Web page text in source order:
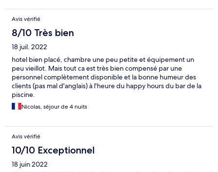
as confirming your full length of accommodation and facilities
were non-existent. Breakfast was basic, sausages on day, bacon
the other, no fried eggs only scrambled. The baked beans were
good as were the coffee and orange juice. Found somewhere
cheaper up the road with better facilities so the holiday ended
up pretty good.
Avis vérifié
8/10 Très bien
18 juil. 2022
hotel bien placé, chambre une peu petite et équipement un
peu vieillot. Mais tout ca est très bien compensé par une
personnel complètement disponible et la bonne humeur des
clients (pas mal d'anglais) à l'heure du happy hours du bar de la
piscine.
Nicolas, séjour de 4 nuits
Avis vérifié
10/10 Exceptionnel
18 juin 2022